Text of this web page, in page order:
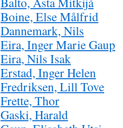
Boine, Else Målfrid
Dannemark, Nils
Eira, Inger Marie Gaup
Eira, Nils Isak
Erstad, Inger Helen
Fredriksen, Lill Tove
Frette, Thor
Gaski, Harald